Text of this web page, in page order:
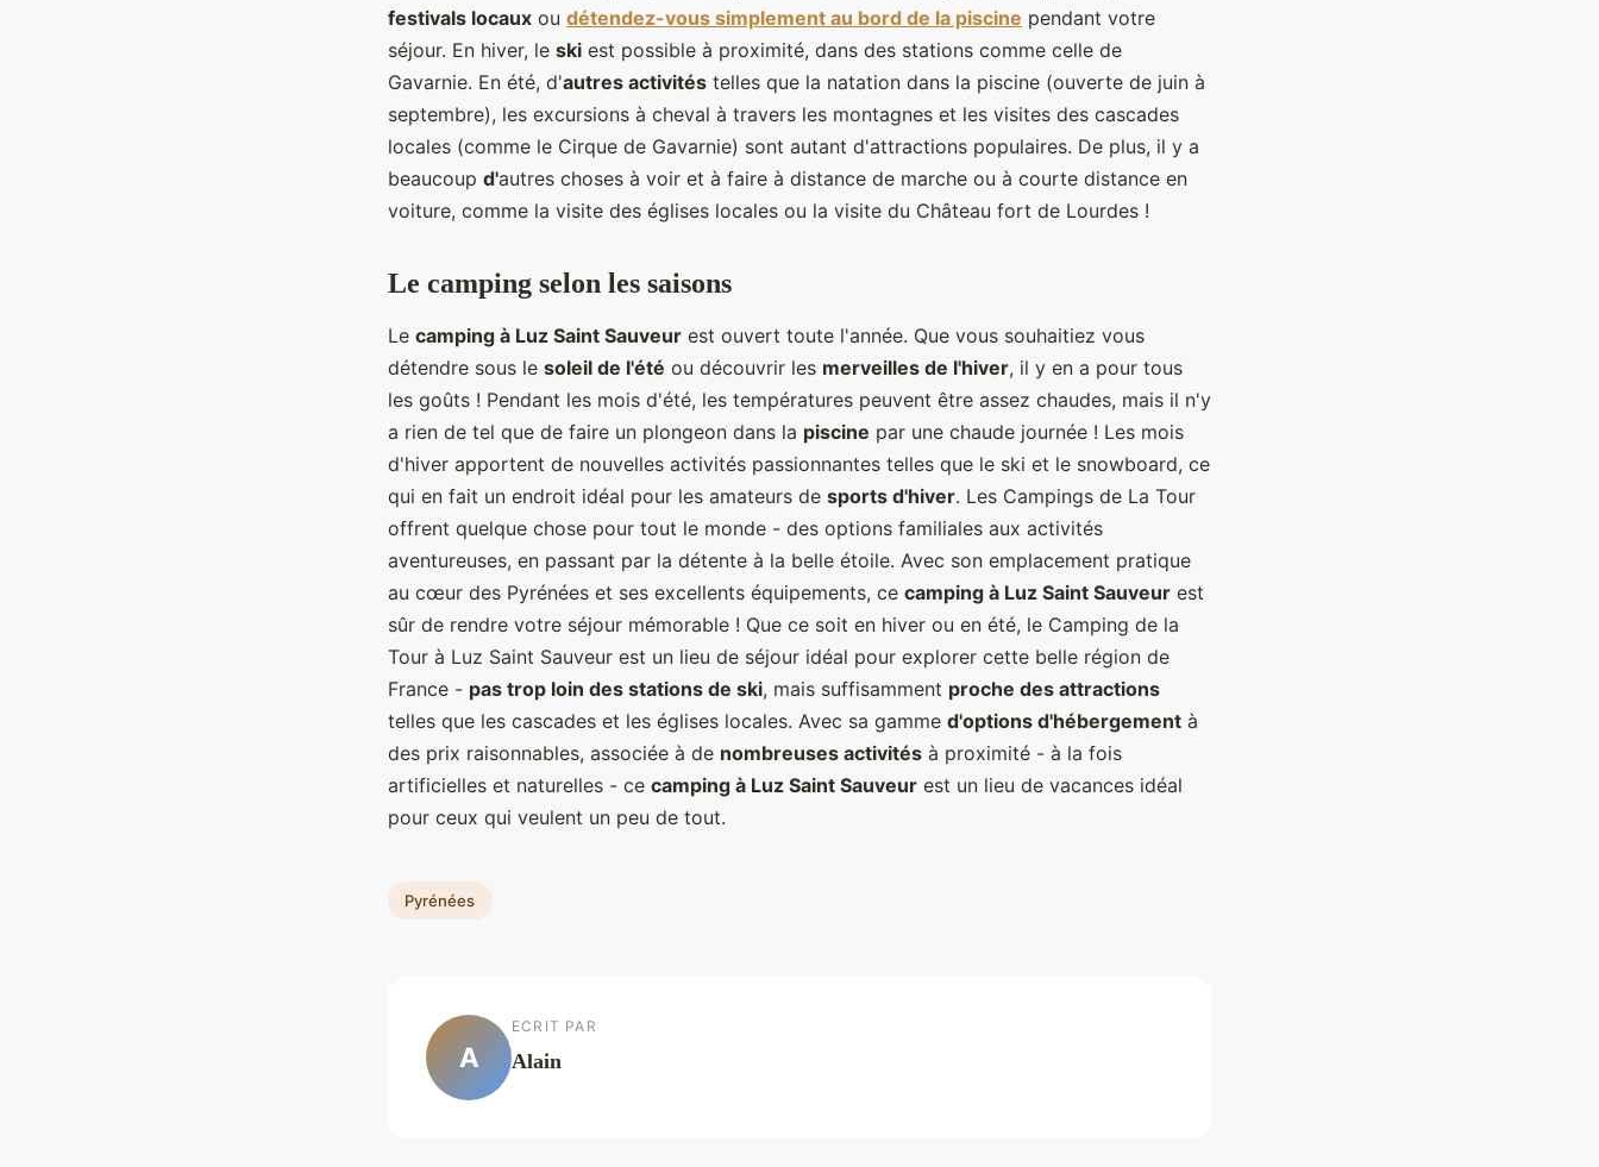
festivals locaux ou détendez-vous simplement au bord de la piscine pendant votre
séjour. En hiver, le ski est possible à proximité, dans des stations comme celle de
Gavarnie. En été, d'autres activités telles que la natation dans la piscine (ouverte de juin à
septembre), les excursions à cheval à travers les montagnes et les visites des cascades
locales (comme le Cirque de Gavarnie) sont autant d'attractions populaires. De plus, il y a
beaucoup d'autres choses à voir et à faire à distance de marche ou à courte distance en
voiture, comme la visite des églises locales ou la visite du Château fort de Lourdes !
Le camping selon les saisons
Le camping à Luz Saint Sauveur est ouvert toute l'année. Que vous souhaitiez vous
détendre sous le soleil de l'été ou découvrir les merveilles de l'hiver, il y en a pour tous
les goûts ! Pendant les mois d'été, les températures peuvent être assez chaudes, mais il n'y
a rien de tel que de faire un plongeon dans la piscine par une chaude journée ! Les mois
d'hiver apportent de nouvelles activités passionnantes telles que le ski et le snowboard, ce
qui en fait un endroit idéal pour les amateurs de sports d'hiver. Les Campings de La Tour
offrent quelque chose pour tout le monde - des options familiales aux activités
aventureuses, en passant par la détente à la belle étoile. Avec son emplacement pratique
au cœur des Pyrénées et ses excellents équipements, ce camping à Luz Saint Sauveur est
sûr de rendre votre séjour mémorable ! Que ce soit en hiver ou en été, le Camping de la
Tour à Luz Saint Sauveur est un lieu de séjour idéal pour explorer cette belle région de
France - pas trop loin des stations de ski, mais suffisamment proche des attractions
telles que les cascades et les églises locales. Avec sa gamme d'options d'hébergement à
des prix raisonnables, associée à de nombreuses activités à proximité - à la fois
artificielles et naturelles - ce camping à Luz Saint Sauveur est un lieu de vacances idéal
pour ceux qui veulent un peu de tout.
Pyrénées
A
ECRIT PAR
Alain